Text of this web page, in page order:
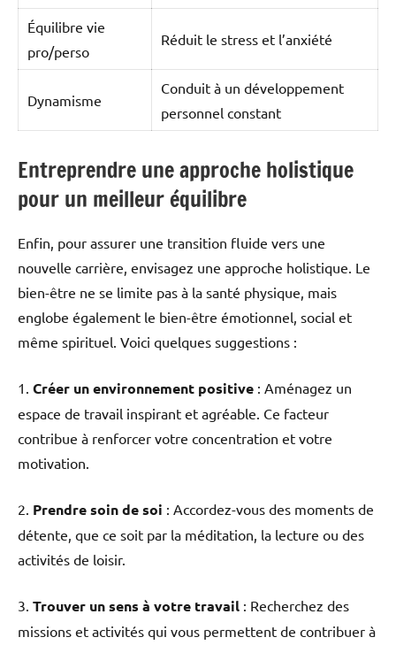
Équilibre vie
pro/perso
Réduit le stress et l’anxiété
Dynamisme
Conduit à un développement
personnel constant
Entreprendre une approche holistique
pour un meilleur équilibre
Enfin, pour assurer une transition fluide vers une
nouvelle carrière, envisagez une approche holistique. Le
bien-être ne se limite pas à la santé physique, mais
englobe également le bien-être émotionnel, social et
même spirituel. Voici quelques suggestions :
1. Créer un environnement positive : Aménagez un
espace de travail inspirant et agréable. Ce facteur
contribue à renforcer votre concentration et votre
motivation.
2. Prendre soin de soi : Accordez-vous des moments de
détente, que ce soit par la méditation, la lecture ou des
activités de loisir.
3. Trouver un sens à votre travail : Recherchez des
missions et activités qui vous permettent de contribuer à